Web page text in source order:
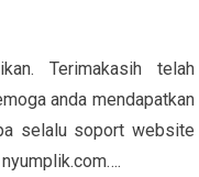
Terimakasih telah
anda mendapatkan
selalu soport website